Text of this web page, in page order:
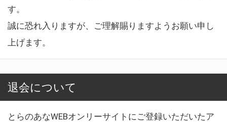
す。
誠に恐れ入りますが、ご理解賜りますようお願い申し
上げます。
退会について
とらのあなWEBオンリーサイトにご登録いただいたア